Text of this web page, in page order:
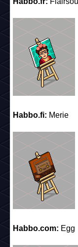
Habbo.fi: Merie
Habbo.com: Egg